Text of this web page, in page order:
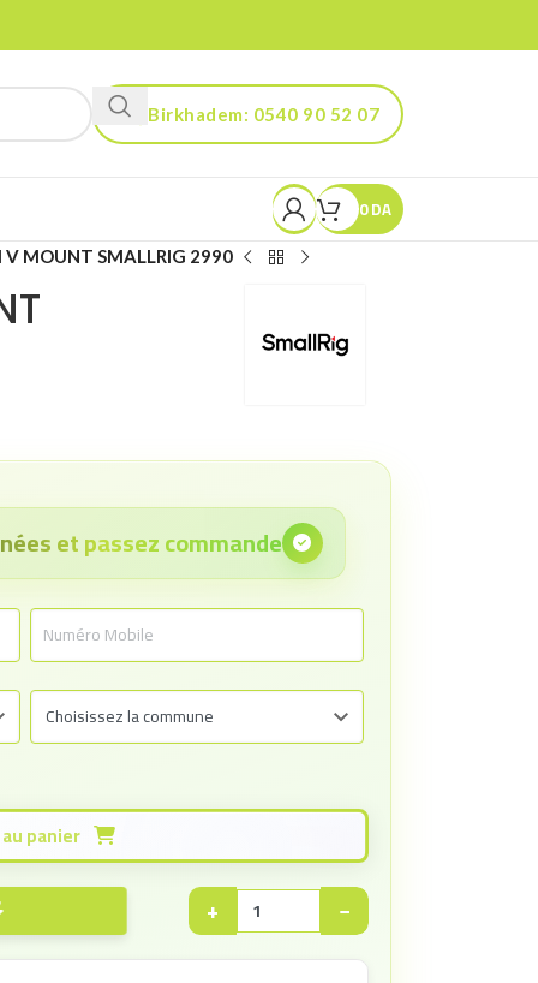
Birkhadem: 0540 90 52 07
Kouba: 0560 90 52 03
0DA
V MOUNT SMALLRIG 2990
et passez commande
Ajouter au panier
−
+